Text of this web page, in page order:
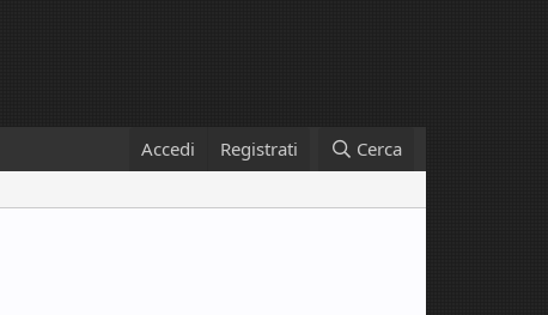
Accedi Registrati Cerca